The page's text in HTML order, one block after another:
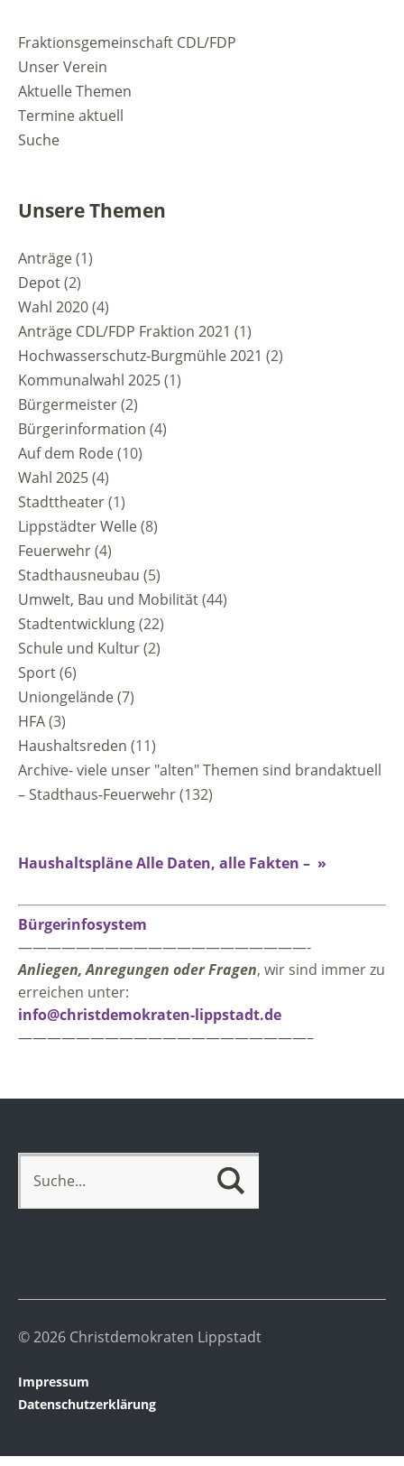
Fraktionsgemeinschaft CDL/FDP
Unser Verein
Aktuelle Themen
Termine aktuell
Suche
Unsere Themen
Anträge(1)
Depot(2)
Wahl 2020(4)
Anträge CDL/FDP Fraktion 2021 (1)
Hochwasserschutz-Burgmühle 2021 (2)
Kommunalwahl 2025(1)
Bürgermeister(2)
Bürgerinformation (4)
Auf dem Rode(10)
Wahl 2025(4)
Stadttheater(1)
Lippstädter Welle(8)
Feuerwehr(4)
Stadthausneubau (5)
Umwelt, Bau und Mobilität(44)
Stadtentwicklung(22)
Schule und Kultur(2)
Sport(6)
Uniongelände(7)
HFA(3)
Haushaltsreden (11)
Archive- viele unser "alten" Themen sind brandaktuell
– Stadthaus-Feuerwehr(132)
Haushaltspläne Alle Daten, alle Fakten – »
Bürgerinfosystem
————————————————————-
Anliegen, Anregungen oder Fragen, wir sind immer zu
erreichen unter:
info@christdemokraten-lippstadt.de
————————————————————–
© 2026 Christdemokraten Lippstadt
Impressum
Datenschutzerklärung